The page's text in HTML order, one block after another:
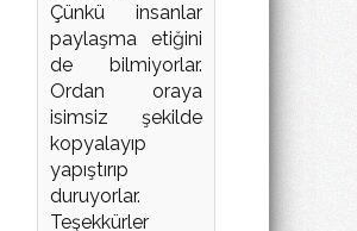
Çünkü insanlar
paylaşma etiğini
de bilmiyorlar.
Ordan oraya
isimsiz şekilde
kopyalayıp
yapıştırıp
duruyorlar.
Teşekkürler